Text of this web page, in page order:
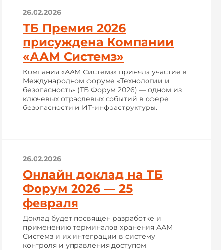
26.02.2026
ТБ Премия 2026
присуждена Компании
«ААМ Системз»
Компания «ААМ Системз» приняла участие в
Международном форуме «Технологии и
безопасность» (ТБ Форум 2026) — одном из
ключевых отраслевых событий в сфере
безопасности и ИТ-инфраструктуры.
26.02.2026
Онлайн доклад на ТБ
Форум 2026 — 25
февраля
Доклад будет посвящен разработке и
применению терминалов хранения ААМ
Системз и их интеграции в систему
контроля и управления доступом